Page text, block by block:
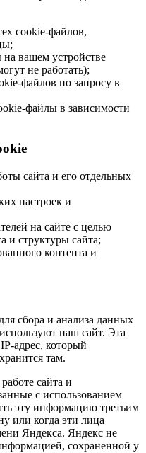
cookie-файлов,
вашем устройстве
не работать);
файлов по запросу в
файлы в зависимости
сайта и его отдельных
настроек и
на сайте с целью
и структуры сайта;
контента и
сбора и анализа данных
наш сайт. Эта
адрес, который
там.
сайта и
с использованием
эту информацию третьим
или когда эти лица
Яндекса. Яндекс не
сохраненной у